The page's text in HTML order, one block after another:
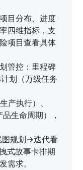
目分布、进度
四维指标，支
项目查看具体
管控：里程碑
划（万级任务
产执行）、
生命周期），
图规划→迭代看
式故事卡排期
需求。